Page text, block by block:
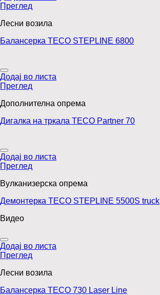
Преглед
Лесни возила
Балансерка TECO STEPLINE 6800
Додај во листа
Преглед
Дополнителна опрема
Дигалка на тркала TECO Partner 70
Додај во листа
Преглед
Вулканизерска опрема
Демонтерка TECO STEPLINE 5500S truck
Видео
Додај во листа
Преглед
Лесни возила
Балансерка TECO 730 Laser Line